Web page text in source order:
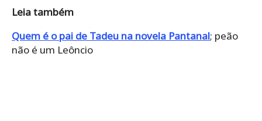
Leia também
Quem é o pai de Tadeu na novela Pantanal; peão
não é um Leôncio